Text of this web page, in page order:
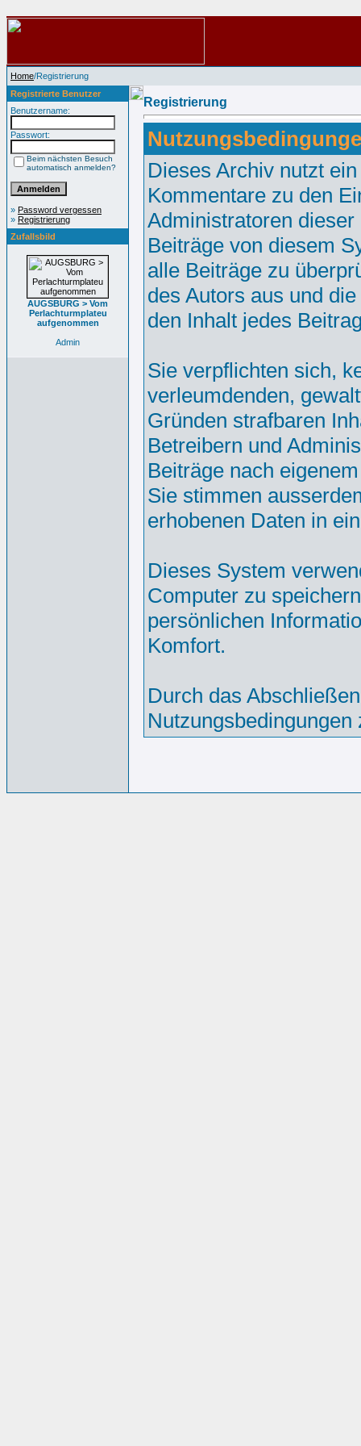
Home/Registrierung
Registrierte Benutzer
Benutzername:
Passwort:
Beim nächsten Besuch
automatisch anmelden?
» Password vergessen
» Registrierung
Zufallsbild
AUGSBURG > Vom
Perlachturmplateu
aufgenommen
Admin
Registrierung
Dieses Archiv nutzt
Kommentare zu den
Administratoren
Beiträge von diesem
alle Beiträge zu
des Autors aus und
den Inhalt jedes
Sie verpflichten sich,
verleumdenden,
Gründen strafbaren
Betreibern und
Beiträge nach
Sie stimmen
erhobenen Daten in
Dieses System
Computer zu
persönlichen
Komfort.
Durch das
Nutzungsbedingungen